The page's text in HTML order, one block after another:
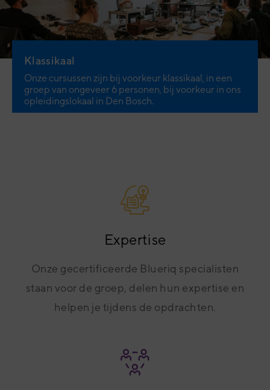
Klassikaal
Onze cursussen zijn bij voorkeur klassikaal, in een
groep van ongeveer 6 personen, bij voorkeur in ons
opleidingslokaal in Den Bosch.
Expertise
Onze gecertificeerde Blueriq specialisten
staan voor de groep, delen hun expertise en
helpen je tijdens de opdrachten.